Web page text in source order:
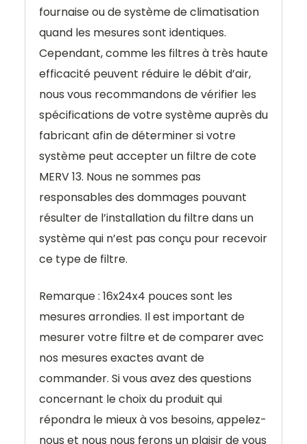
fournaise ou de système de climatisation
quand les mesures sont identiques.
Cependant, comme les filtres à très haute
efficacité peuvent réduire le débit d’air,
nous vous recommandons de vérifier les
spécifications de votre système auprès du
fabricant afin de déterminer si votre
système peut accepter un filtre de cote
MERV 13. Nous ne sommes pas
responsables des dommages pouvant
résulter de l’installation du filtre dans un
système qui n’est pas conçu pour recevoir
ce type de filtre.
Remarque : 16x24x4 pouces sont les
mesures arrondies. Il est important de
mesurer votre filtre et de comparer avec
nos mesures exactes avant de
commander. Si vous avez des questions
concernant le choix du produit qui
répondra le mieux à vos besoins, appelez-
nous et nous nous ferons un plaisir de vous